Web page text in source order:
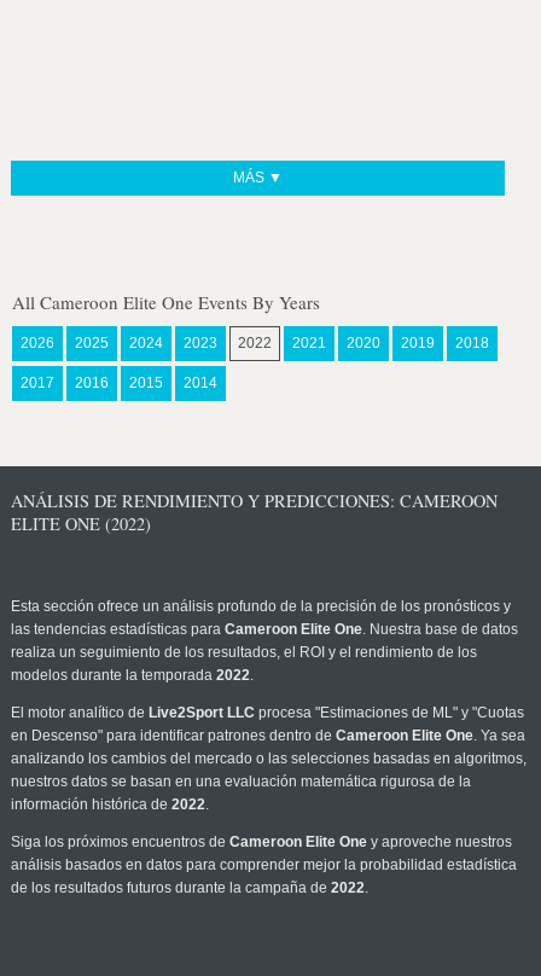
MÁS ▼
All Cameroon Elite One Events By Years
2026 2025 2024 2023 2022 2021 2020 2019 2018
2017 2016 2015 2014
ANÁLISIS DE RENDIMIENTO Y PREDICCIONES: CAMEROON
ELITE ONE (2022)
Esta sección ofrece un análisis profundo de la precisión de los pronósticos y
las tendencias estadísticas para Cameroon Elite One. Nuestra base de datos
realiza un seguimiento de los resultados, el ROI y el rendimiento de los
modelos durante la temporada 2022.
El motor analítico de Live2Sport LLC procesa "Estimaciones de ML" y "Cuotas
en Descenso" para identificar patrones dentro de Cameroon Elite One. Ya sea
analizando los cambios del mercado o las selecciones basadas en algoritmos,
nuestros datos se basan en una evaluación matemática rigurosa de la
información histórica de 2022.
Siga los próximos encuentros de Cameroon Elite Oney aproveche nuestros
análisis basados en datos para comprender mejor la probabilidad estadística
de los resultados futuros durante la campaña de 2022.